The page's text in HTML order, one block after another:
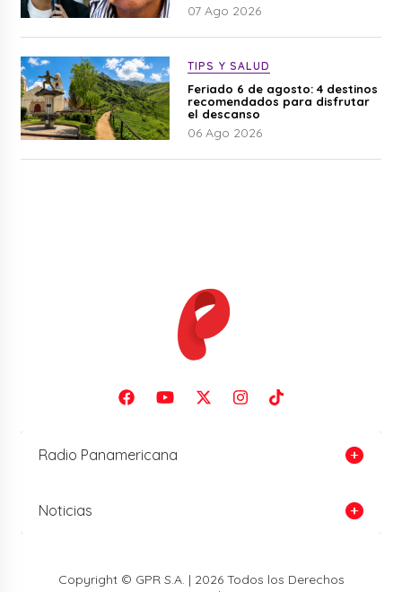
07 Ago 2026
TIPS Y SALUD
Feriado 6 de agosto: 4 destinos
recomendados para disfrutar
el descanso
06 Ago 2026
Radio Panamericana
Noticias
Copyright © GPR S.A. | 2026 Todos los Derechos